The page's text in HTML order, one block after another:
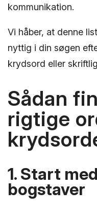
kommunikation.
Vi håber, at denne
nyttig i din søgen
krydsord eller
Sådan
rigtige
1. Start
bogstaver